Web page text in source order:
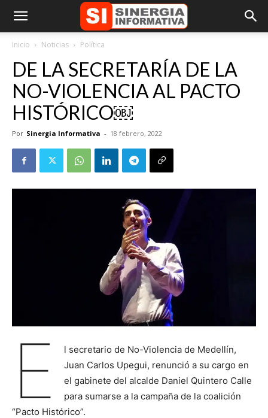
Inicio Noticias Política
DE LA SECRETARÍA DE LA
NO-VIOLENCIA AL PACTO
HISTÓRICO￼
Por Sinergia Informativa - 18 febrero, 2022
E
l secretario de No-Violencia de Medellín,
Juan Carlos Upegui, renunció a su cargo en
el gabinete del alcalde Daniel Quintero Calle
para sumarse a la campaña de la coalición
“Pacto Histórico”.